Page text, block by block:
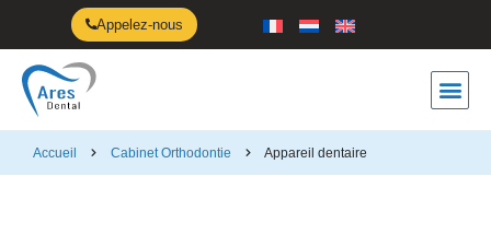
Appelez-nous
Accueil Cabinet Orthodontie Appareil dentaire